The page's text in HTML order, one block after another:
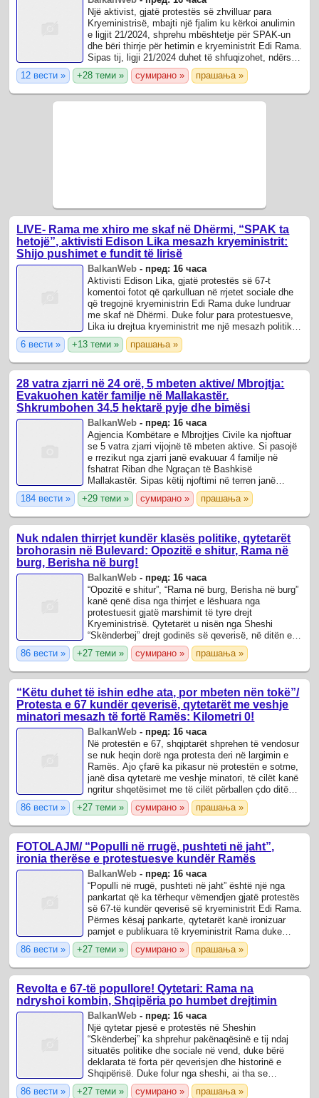
Një aktivist, gjatë protestës së zhvilluar para
Kryeministrisë, mbajti një fjalim ku kërkoi anulimin
e ligjit 21/2024, shprehu mbështetje për SPAK-un
dhe bëri thirrje për hetimin e kryeministrit Edi Rama.
Sipas tij, ligji 21/2024 duhet të shfuqizohet, ndërsa
SPAK duhet të vijojë ...
12 вести » +28 теми » сумирано » прашања »
LIVE- Rama me xhiro me skaf në Dhërmi, “SPAK ta
hetojë”, aktivisti Edison Lika mesazh kryeministrit:
Shijo pushimet e fundit të lirisë
BalkanWeb - пред: 16 часа
Aktivisti Edison Lika, gjatë protestës së 67-t
komentoi fotot që qarkulluan në rrjetet sociale dhe
që tregojnë kryeministrin Edi Rama duke lundruar
me skaf në Dhërmi. Duke folur para protestuesve,
Lika iu drejtua kryeministrit me një mesazh politik,
ndërsa deklaroi se protestat ...
6 вести » +13 теми » прашања »
28 vatra zjarri në 24 orë, 5 mbeten aktive/ Mbrojtja:
Evakuohen katër familje në Mallakastër.
Shkrumbohen 34.5 hektarë pyje dhe bimësi
BalkanWeb - пред: 16 часа
Agjencia Kombëtare e Mbrojtjes Civile ka njoftuar
se 5 vatra zjarri vijojnë të mbeten aktive. Si pasojë
e rrezikut nga zjarri janë evakuuar 4 familje në
fshatrat Riban dhe Ngraçan të Bashkisë
Mallakastër. Sipas këtij njoftimi në terren janë
angazhuar 64 automjete zjarrfikëse, ...
184 вести » +29 теми » сумирано » прашања »
Nuk ndalen thirrjet kundër klasës politike, qytetarët
brohorasin në Bulevard: Opozitë e shitur, Rama në
burg, Berisha në burg!
BalkanWeb - пред: 16 часа
“Opozitë e shitur”, “Rama në burg, Berisha në burg”
kanë qenë disa nga thirrjet e lëshuara nga
protestuesit gjatë marshimit të tyre drejt
Kryeministrisë. Qytetarët u nisën nga Sheshi
“Skënderbej” drejt godinës së qeverisë, në ditën e
67-të të protestës kundër kryeministrit Edi ...
86 вести » +27 теми » сумирано » прашања »
“Këtu duhet të ishin edhe ata, por mbeten nën tokë”/
Protesta e 67 kundër qeverisë, qytetarët me veshje
minatori mesazh të fortë Ramës: Kilometri 0!
BalkanWeb - пред: 16 часа
Në protestën e 67, shqiptarët shprehen të vendosur
se nuk heqin dorë nga protesta deri në largimin e
Ramës. Ajo çfarë ka pikasur në protestën e sotme,
janë disa qytetarë me veshje minatori, të cilët kanë
ngritur shqetësimet me të cilët përballen çdo ditë
dhe kushte e vështira të ...
86 вести » +27 теми » сумирано » прашања »
FOTOLAJM/ “Populli në rrugë, pushteti në jaht”,
ironia therëse e protestuesve kundër Ramës
BalkanWeb - пред: 16 часа
“Populli në rrugë, pushteti në jaht” është një nga
pankartat që ka tërhequr vëmendjen gjatë protestës
së 67-të kundër qeverisë së kryeministrit Edi Rama.
Përmes kësaj pankarte, qytetarët kanë ironizuar
pamjet e publikuara të kryeministrit Rama duke
lundruar me skaf në Dhërmi, ...
86 вести » +27 теми » сумирано » прашања »
Revolta e 67-të popullore! Qytetari: Rama na
ndryshoi kombin, Shqipëria po humbet drejtimin
BalkanWeb - пред: 16 часа
Një qytetar pjesë e protestës në Sheshin
“Skënderbej” ka shprehur pakënaqësinë e tij ndaj
situatës politike dhe sociale në vend, duke bërë
deklarata të forta për qeverisjen dhe historinë e
Shqipërisë. Duke folur nga sheshi, ai tha se
Shqipëria është një vend me vlera të mëdha, ...
86 вести » +27 теми » сумирано » прашања »